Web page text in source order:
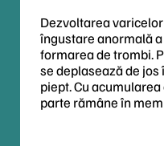
Dezvoltarea
îngustare anormală
formarea de trombi.
se deplasează de jos
piept. Cu
parte rămâne în